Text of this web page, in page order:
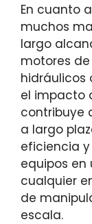
En cuanto
muchos
largo
motores
hidráulicos
el impacto
contribuye
a largo
eficiencia
equipos en
cualquier
de
escala.